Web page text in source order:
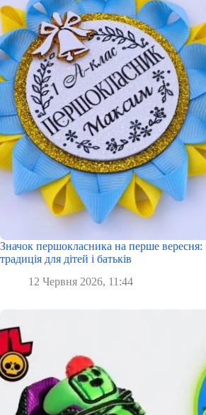
Значок першокласника на перше вересня:
традиція для дітей і батьків
12 Червня 2026, 11:44